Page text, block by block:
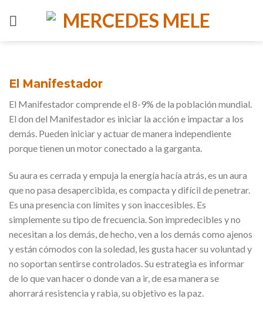
El Manifestador
El Manifestador comprende el 8-9% de la población mundial.
El don del Manifestador es iniciar la acción e impactar a los
demás. Pueden iniciar y actuar de manera independiente
porque tienen un motor conectado a la garganta.
Su aura es cerrada y empuja la energía hacía atrás, es un aura
que no pasa desapercibida, es compacta y difícil de penetrar.
Es una presencia con límites y son inaccesibles. Es
simplemente su tipo de frecuencia. Son impredecibles y no
necesitan a los demás, de hecho, ven a los demás como ajenos
y están cómodos con la soledad, les gusta hacer su voluntad y
no soportan sentirse controlados. Su estrategia es informar
de lo que van hacer o donde van a ir, de esa manera se
ahorrará resistencia y rabia, su objetivo es la paz.